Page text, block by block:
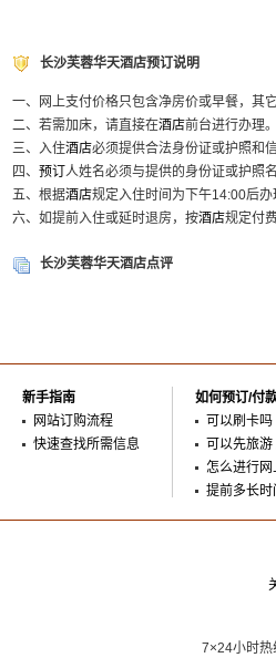
长沙芙蓉华天酒店预订说明
一、网上支付价格只包含净房价或早餐，其
二、若需加床，请直接在酒店前台进行办理。
三、入住酒店必须提供合法身份证或护照和
四、 预订 人姓名必须与提供的身份证或护照名
五、根据酒店规定入住时间为下午14:00后办
六、如提前入住或延时退房，按酒店规定付费
长沙芙蓉华天酒店点评
新手指南
网站订购流程
快速查找所需信息
如何预订/付
可以刷卡吗
可以先旅
怎么进行
提前多长时
7×24小时热